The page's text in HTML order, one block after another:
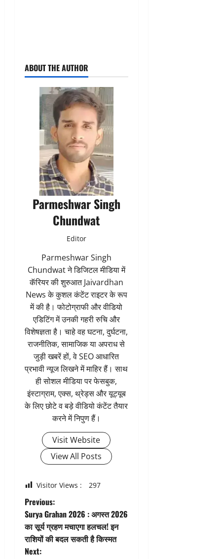
ABOUT THE AUTHOR
Parmeshwar Singh
Chundwat
Editor
Parmeshwar Singh
Chundwat ने डिजिटल मीडिया में
कॅरियर की शुरुआत Jaivardhan
News के कुशल कंटेंट राइटर के रूप
में की है। फोटोग्राफी और वीडियो
एडिटिंग में उनकी गहरी रुचि और
विशेषज्ञता है। चाहे वह घटना, दुर्घटना,
राजनीतिक, सामाजिक या अपराध से
जुड़ी खबरें हों, वे SEO आधारित
प्रभावी न्यूज लिखने में माहिर हैं। साथ
ही सोशल मीडिया पर फेसबुक,
इंस्टाग्राम, एक्स, थ्रेड्स और यूट्यूब
के लिए छोटे व बड़े वीडियो कंटेंट तैयार
करने में निपुण हैं।
Visit Website
View All Posts
Visitor Views : 297
P
o
s
Previous:
Surya Grahan 2026 : अगस्त 2026
का सूर्य ग्रहण मचाएगा हलचल! इन
राशियों की बदल सकती है किस्मत
Next: